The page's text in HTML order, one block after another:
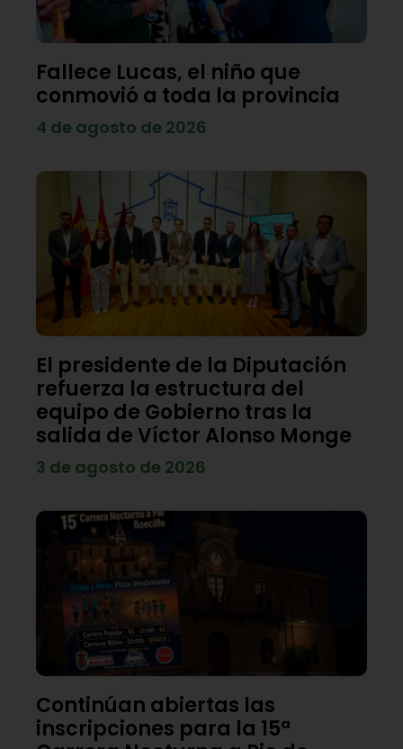
Fallece Lucas, el niño que
conmovió a toda la provincia
4 de agosto de 2026
El presidente de la Diputación
refuerza la estructura del
equipo de Gobierno tras la
salida de Víctor Alonso Monge
3 de agosto de 2026
Continúan abiertas las
inscripciones para la 15ª